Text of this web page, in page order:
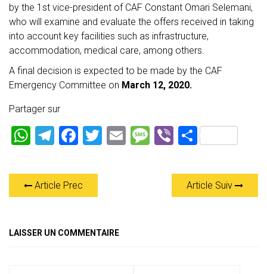
by the 1st vice-president of CAF Constant Omari Selemani,
who will examine and evaluate the offers received in taking
into account key facilities such as infrastructure,
accommodation, medical care, among others.
A final decision is expected to be made by the CAF
Emergency Committee on March 12, 2020.
Partager sur
W
at
s
p
T
e
gr
m
F
ce
b
ok
T
E
M Vi
er
P
ta
g
Article Prec Article Suiv
LAISSER UN COMMENTAIRE